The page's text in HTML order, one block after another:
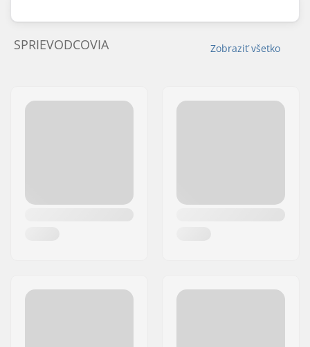
Zobraziť všetko
SPRIEVODCOVIA